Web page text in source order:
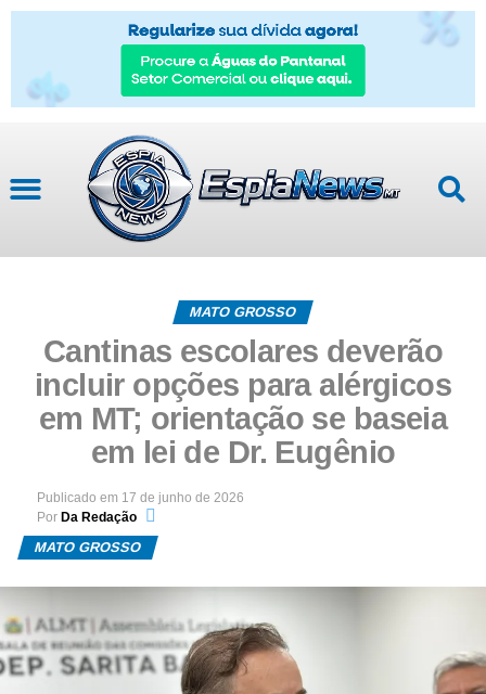
MATO GROSSO
Cantinas escolares deverão
incluir opções para alérgicos
em MT; orientação se baseia
em lei de Dr. Eugênio
Publicado em 17 de junho de 2026
Por Da Redação
MATO GROSSO